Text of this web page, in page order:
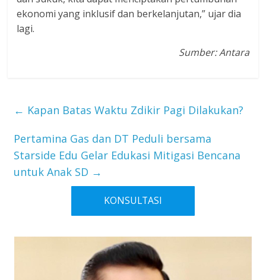
ekonomi yang inklusif dan berkelanjutan,” ujar dia
lagi.
Sumber: Antara
← Kapan Batas Waktu Zdikir Pagi Dilakukan?
Pertamina Gas dan DT Peduli bersama
Starside Edu Gelar Edukasi Mitigasi Bencana
untuk Anak SD →
KONSULTASI